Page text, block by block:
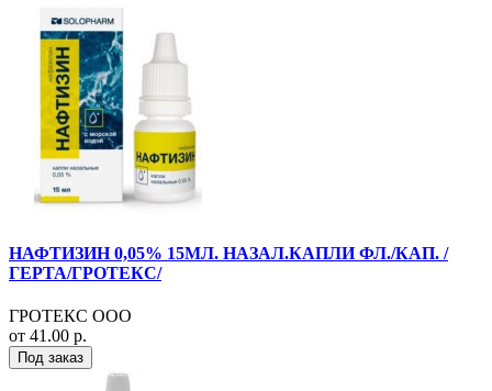
НАФТИЗИН 0,05% 15МЛ. НАЗАЛ.КАПЛИ ФЛ./КАП. /
ГЕРТА/ГРОТЕКС/
ГРОТЕКС ООО
от 41.00 р.
Под заказ